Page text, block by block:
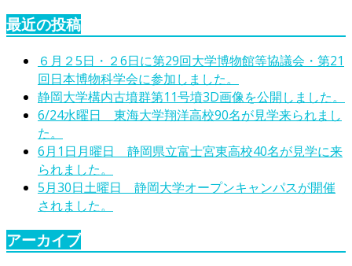
最近の投稿
６月２5日・２6日に第29回大学博物館等協議会・第21
回日本博物科学会に参加しました。
静岡大学構内古墳群第11号墳3D画像を公開しました。
6/24水曜日 東海大学翔洋高校90名が見学来られまし
た。
6月1日月曜日 静岡県立富士宮東高校40名が見学に来
られました。
5月30日土曜日 静岡大学オープンキャンパスが開催
されました。
アーカイブ